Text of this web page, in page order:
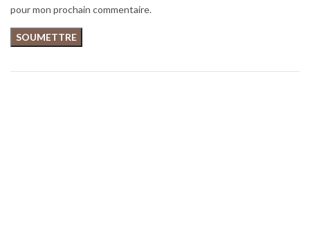
pour mon prochain commentaire.